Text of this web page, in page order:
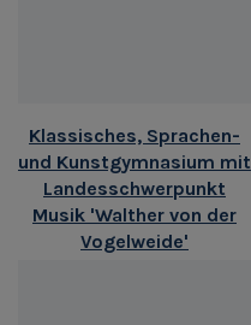
Klassisches, Sprachen-
und Kunstgymnasium mit
Landesschwerpunkt
Musik 'Walther von der
Vogelweide'